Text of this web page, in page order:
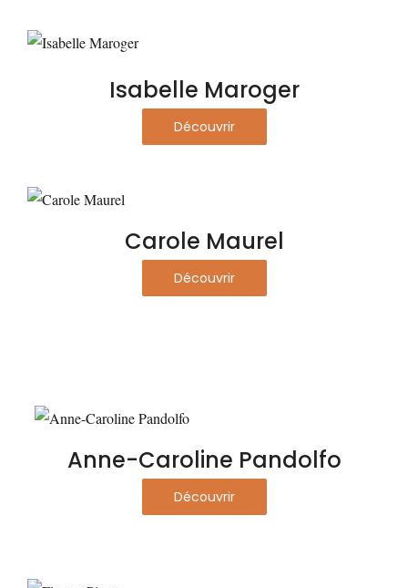
Isabelle Maroger
Découvrir
Carole Maurel
Découvrir
Anne-Caroline Pandolfo
Découvrir